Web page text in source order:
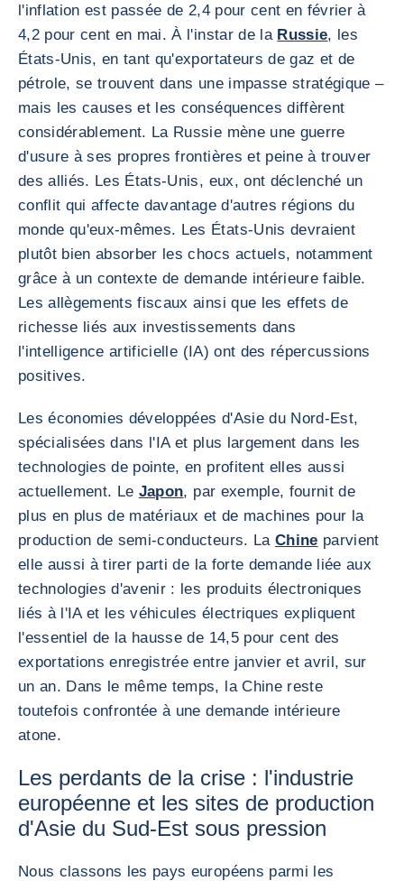
l'inflation est passée de 2,4 pour cent en février à
4,2 pour cent en mai. À l'instar de la Russie, les
États-Unis, en tant qu'exportateurs de gaz et de
pétrole, se trouvent dans une impasse stratégique –
mais les causes et les conséquences diffèrent
considérablement. La Russie mène une guerre
d'usure à ses propres frontières et peine à trouver
des alliés. Les États-Unis, eux, ont déclenché un
conflit qui affecte davantage d'autres régions du
monde qu'eux-mêmes. Les États-Unis devraient
plutôt bien absorber les chocs actuels, notamment
grâce à un contexte de demande intérieure faible.
Les allègements fiscaux ainsi que les effets de
richesse liés aux investissements dans
l'intelligence artificielle (IA) ont des répercussions
positives.
Les économies développées d'Asie du Nord-Est,
spécialisées dans l'IA et plus largement dans les
technologies de pointe, en profitent elles aussi
actuellement. Le Japon, par exemple, fournit de
plus en plus de matériaux et de machines pour la
production de semi-conducteurs. La Chine parvient
elle aussi à tirer parti de la forte demande liée aux
technologies d'avenir : les produits électroniques
liés à l'IA et les véhicules électriques expliquent
l'essentiel de la hausse de 14,5 pour cent des
exportations enregistrée entre janvier et avril, sur
un an. Dans le même temps, la Chine reste
toutefois confrontée à une demande intérieure
atone.
Les perdants de la crise : l'industrie
européenne et les sites de production
d'Asie du Sud-Est sous pression
Nous classons les pays européens parmi les